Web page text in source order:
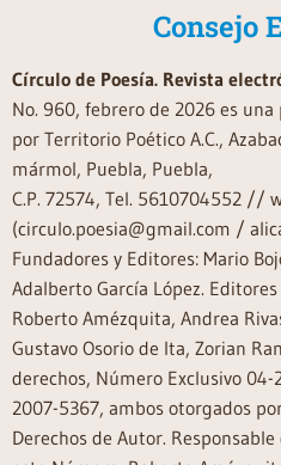
Consejo
Círculo de Poesía. Revista
No. 960, febrero de 2026 es
por Territorio Poético A.C.,
mármol, Puebla, Puebla,
C.P. 72574, Tel. 5610704552 //
(circulo.poesia@gmail.com /
Fundadores y Editores: Mario
Adalberto García López.
Roberto Amézquita, Andrea
Gustavo Osorio de Ita, Zorian
derechos, Número Exclusivo
2007-5367, ambos otorgados
Derechos de Autor.